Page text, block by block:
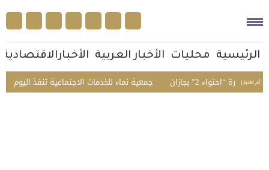
الرئيسية محليات الأخبار العربية الأخبارالاقتصادية
أخر الأخبار | جمعية نماء للخدمات الاجتماعية تنفذ اليوم فعاليات بجازان